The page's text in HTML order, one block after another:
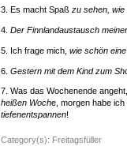
3. Es macht Spaß zu sehen,
4. Der Finnlandaustausch
5. Ich frage mich, wie schön
6. Gestern mit dem Kind zum
7. Was das Wochenende
heißen Woche, morgen habe ich
tiefenentspannen!
Category(s): Freitagsfüller